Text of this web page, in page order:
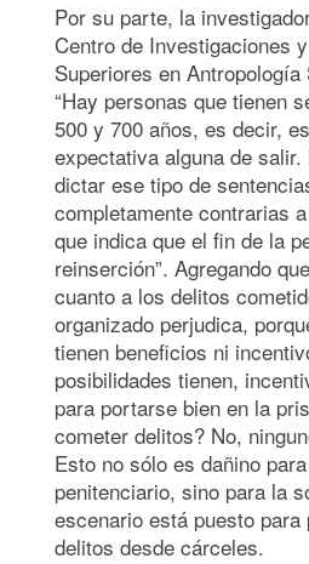
Por su parte, la
Centro de Investigaciones
Superiores en
“Hay personas que tienen
500 y 700 años, es decir,
expectativa alguna de
dictar ese tipo de
completamente contrarias
que indica que el fin de la
reinserción”. Agregando
cuanto a los delitos
organizado perjudica,
tienen beneficios ni
posibilidades tienen,
para portarse bien en la
cometer delitos? No,
Esto no sólo es dañino
penitenciario, sino para la
escenario está puesto
delitos desde cárceles.